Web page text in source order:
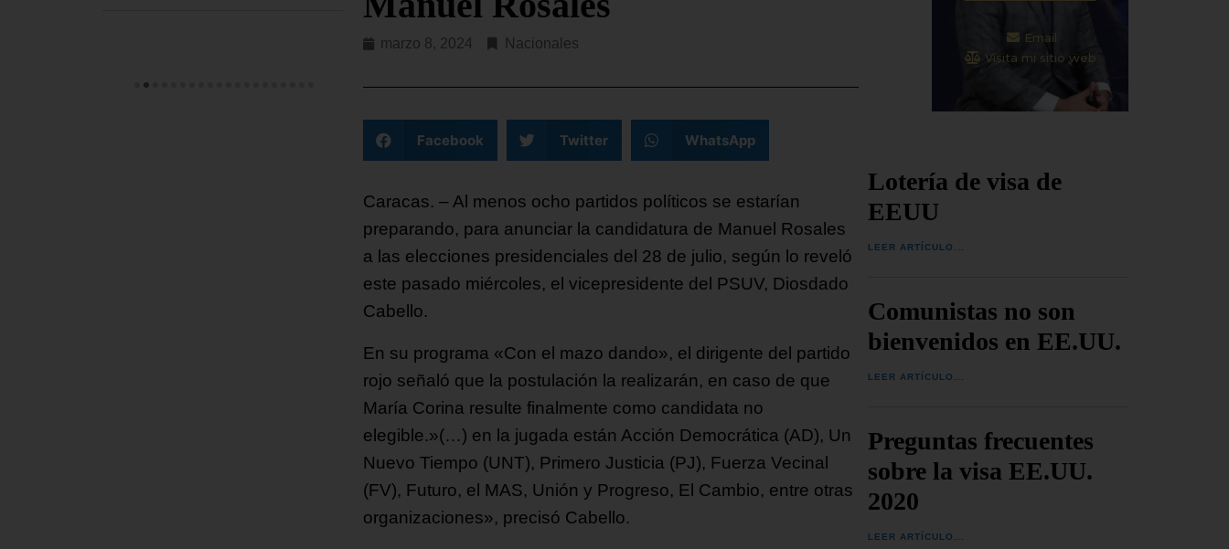
marzo 8, 2024 Nacionales
Facebook Twitter WhatsApp
Caracas. – Al menos ocho partidos políticos se estarían
preparando, para anunciar la candidatura de Manuel Rosales
a las elecciones presidenciales del 28 de julio, según lo reveló
este pasado miércoles, el vicepresidente del PSUV, Diosdado
Cabello.
En su programa «Con el mazo dando», el dirigente del partido
rojo señaló que la postulación la realizarán, en caso de que
María Corina resulte finalmente como candidata no
elegible.»(…) en la jugada están Acción Democrática (AD), Un
Nuevo Tiempo (UNT), Primero Justicia (PJ), Fuerza Vecinal
(FV), Futuro, el MAS, Unión y Progreso, El Cambio, entre otras
organizaciones», precisó Cabello.
Email
Visita mi sitio web
Lotería de visa de
EEUU
LEER ARTÍCULO...
Comunistas no son
bienvenidos en EE.UU.
LEER ARTÍCULO...
Preguntas frecuentes
sobre la visa EE.UU.
2020
LEER ARTÍCULO...